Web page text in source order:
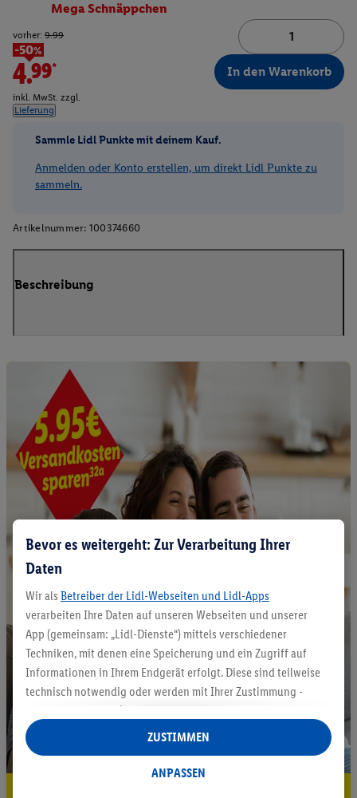
Mega Schnäppchen
vorher: 9.99
-50%
4.99*
inkl. MwSt. zzgl.
Lieferung
In den Warenkorb
Sammle Lidl Punkte mit deinem Kauf.
Anmelden oder Konto erstellen, um direkt Lidl Punkte zu
sammeln.
Artikelnummer: 100374660
Beschreibung
Bevor es weitergeht: Zur Verarbeitung Ihrer
Daten
Wir als Betreiber der Lidl-Webseiten und Lidl-Apps
verarbeiten Ihre Daten auf unseren Webseiten und unserer
App (gemeinsam: „Lidl-Dienste“) mittels verschiedener
Techniken, mit denen eine Speicherung und ein Zugriff auf
Informationen in Ihrem Endgerät erfolgt. Diese sind teilweise
technisch notwendig oder werden mit Ihrer Zustimmung -
auch durch Partner (u.a.
Verantwortliche; im Zusammenhang mit dem IAB TCF
insgesamt
Statistik-Erstellung oder für personalisierte Werbung
ANPASSEN
ZUSTIMMEN